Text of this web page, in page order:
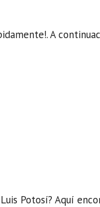
A
Potosí? Aquí